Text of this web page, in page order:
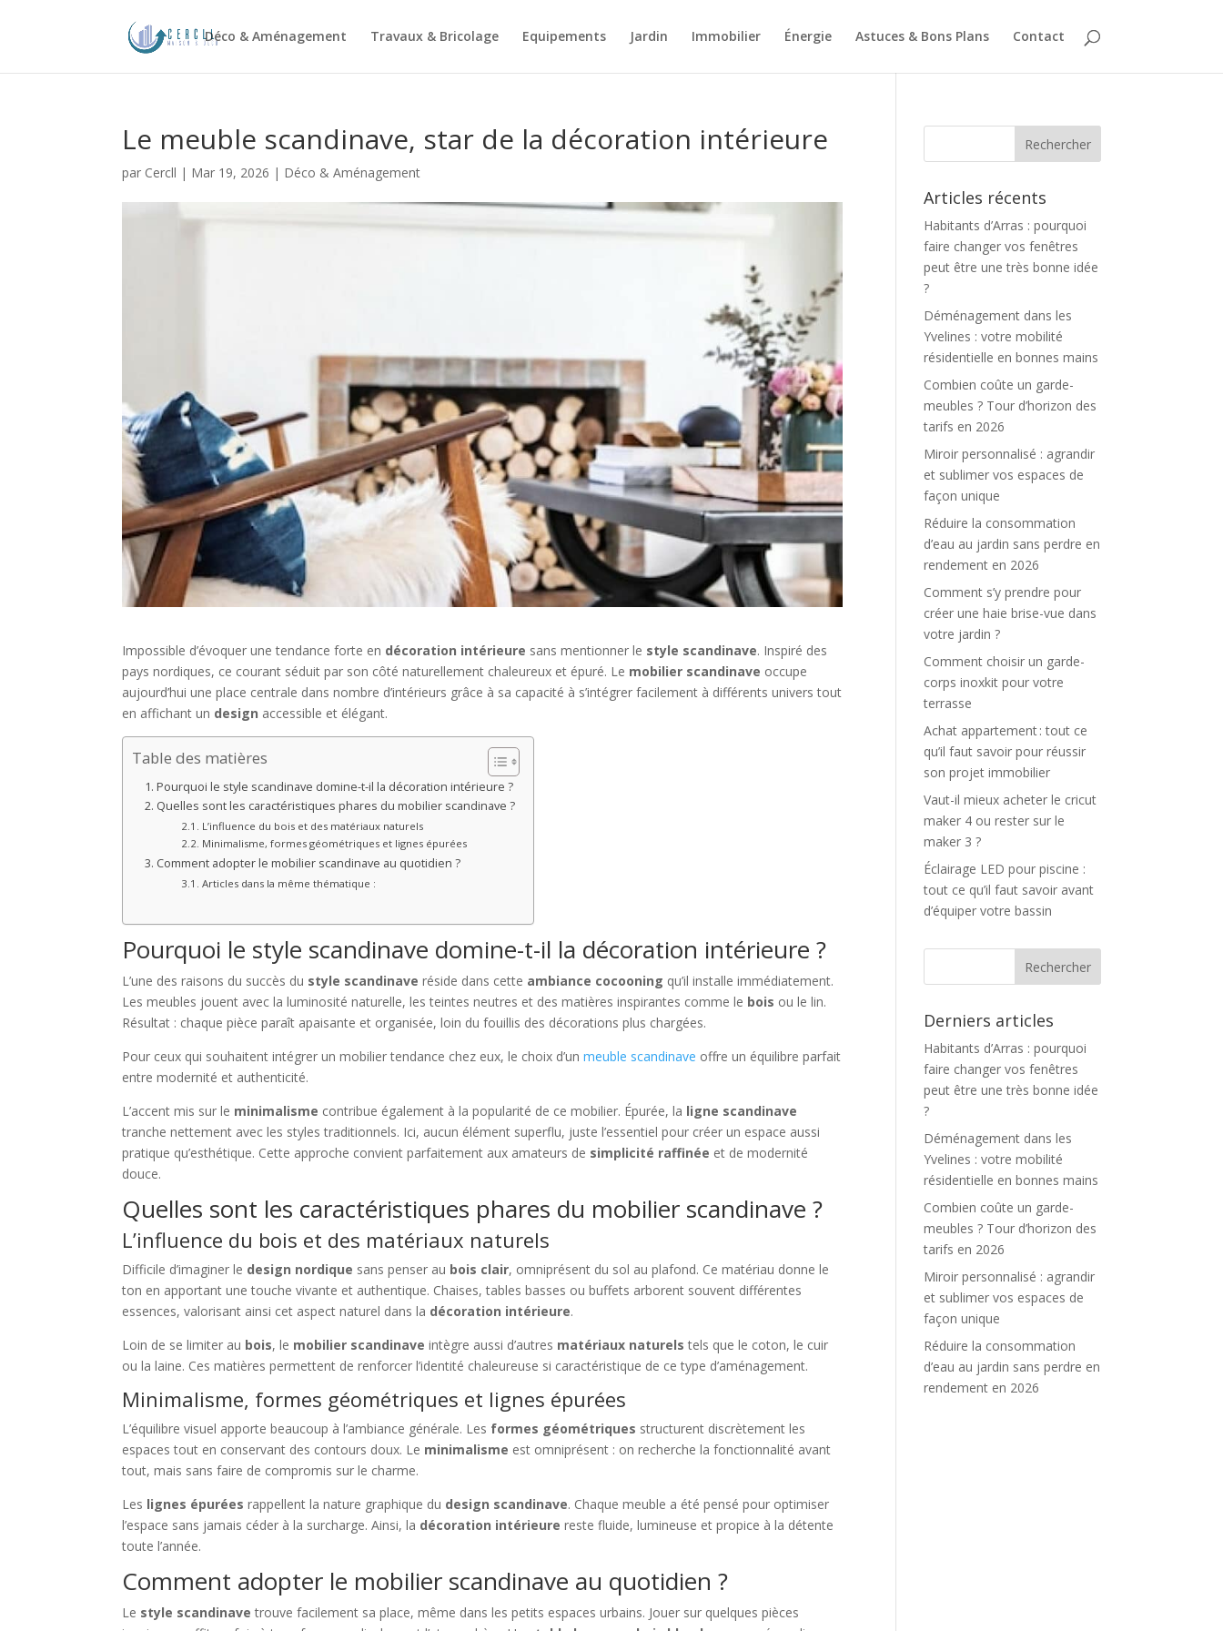
Déco & Aménagement Travaux & Bricolage Equipements Jardin Immobilier Énergie Astuces & Bons Plans Contact
Le meuble scandinave, star de la décoration intérieure
par Cercll | Mar 19, 2026 | Déco & Aménagement
Impossible d’évoquer une tendance forte en décoration intérieure sans mentionner le style scandinave. Inspiré des
pays nordiques, ce courant séduit par son côté naturellement chaleureux et épuré. Le mobilier scandinave occupe
aujourd’hui une place centrale dans nombre d’intérieurs grâce à sa capacité à s’intégrer facilement à différents univers tout
en affichant un design accessible et élégant.
Table des matières
Pourquoi le style scandinave domine-t-il la décoration intérieure ?
Quelles sont les caractéristiques phares du mobilier scandinave ?
L’influence du bois et des matériaux naturels
Minimalisme, formes géométriques et lignes épurées
Comment adopter le mobilier scandinave au quotidien ?
Articles dans la même thématique :
Pourquoi le style scandinave domine-t-il la décoration intérieure ?
L’une des raisons du succès du style scandinave réside dans cette ambiance cocooning qu’il installe immédiatement.
Les meubles jouent avec la luminosité naturelle, les teintes neutres et des matières inspirantes comme le bois ou le lin.
Résultat : chaque pièce paraît apaisante et organisée, loin du fouillis des décorations plus chargées.
Pour ceux qui souhaitent intégrer un mobilier tendance chez eux, le choix d’unmeuble scandinave offre un équilibre parfait
entre modernité et authenticité.
L’accent mis sur le minimalisme contribue également à la popularité de ce mobilier. Épurée, la ligne scandinave
tranche nettement avec les styles traditionnels. Ici, aucun élément superflu, juste l’essentiel pour créer un espace aussi
pratique qu’esthétique. Cette approche convient parfaitement aux amateurs de simplicité raffinée et de modernité
douce.
Quelles sont les caractéristiques phares du mobilier scandinave ?
L’influence du bois et des matériaux naturels
Difficile d’imaginer le design nordique sans penser au bois clair, omniprésent du sol au plafond. Ce matériau donne le
ton en apportant une touche vivante et authentique. Chaises, tables basses ou buffets arborent souvent différentes
essences, valorisant ainsi cet aspect naturel dans la décoration intérieure.
Loin de se limiter au bois, le mobilier scandinave intègre aussi d’autres matériaux naturels tels que le coton, le cuir
ou la laine. Ces matières permettent de renforcer l’identité chaleureuse si caractéristique de ce type d’aménagement.
Minimalisme, formes géométriques et lignes épurées
L’équilibre visuel apporte beaucoup à l’ambiance générale. Les formes géométriques structurent discrètement les
espaces tout en conservant des contours doux. Le minimalisme est omniprésent : on recherche la fonctionnalité avant
tout, mais sans faire de compromis sur le charme.
Les lignes épurées rappellent la nature graphique du design scandinave. Chaque meuble a été pensé pour optimiser
l’espace sans jamais céder à la surcharge. Ainsi, la décoration intérieure reste fluide, lumineuse et propice à la détente
toute l’année.
Comment adopter le mobilier scandinave au quotidien ?
Le style scandinave trouve facilement sa place, même dans les petits espaces urbains. Jouer sur quelques pièces
Articles récents
Habitants d’Arras : pourquoi
faire changer vos fenêtres
peut être une très bonne idée
?
Déménagement dans les
Yvelines : votre mobilité
résidentielle en bonnes mains
Combien coûte un garde-
meubles ? Tour d’horizon des
tarifs en 2026
Miroir personnalisé : agrandir
et sublimer vos espaces de
façon unique
Réduire la consommation
d’eau au jardin sans perdre en
rendement en 2026
Comment s’y prendre pour
créer une haie brise-vue dans
votre jardin ?
Comment choisir un garde-
corps inoxkit pour votre
terrasse
Achat appartement : tout ce
qu’il faut savoir pour réussir
son projet immobilier
Vaut-il mieux acheter le cricut
maker 4 ou rester sur le
maker 3 ?
Éclairage LED pour piscine :
tout ce qu’il faut savoir avant
d’équiper votre bassin
Derniers articles
Habitants d’Arras : pourquoi
faire changer vos fenêtres
peut être une très bonne idée
?
Déménagement dans les
Yvelines : votre mobilité
résidentielle en bonnes mains
Combien coûte un garde-
meubles ? Tour d’horizon des
tarifs en 2026
Miroir personnalisé : agrandir
et sublimer vos espaces de
façon unique
Réduire la consommation
d’eau au jardin sans perdre en
rendement en 2026